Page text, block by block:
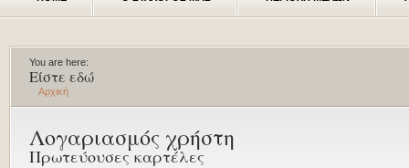
You are here:
Είστε εδώ
Αρχική
Λογαριασμός χρήστη
Πρωτεύουσες καρτέλες